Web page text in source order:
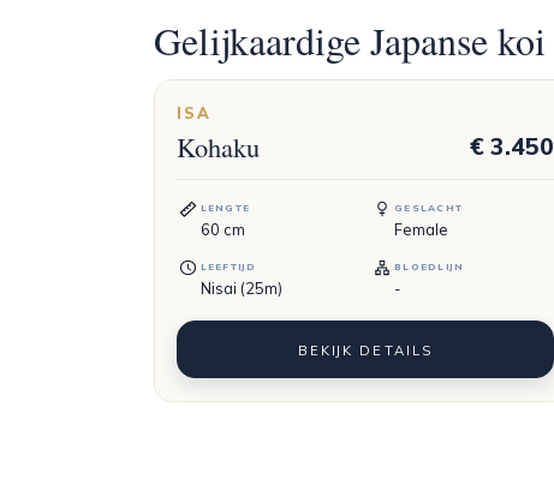
Gelijkaardige Japanse koi
ISA
Kohaku € 3.450
LENGTE
60 cm
GESLACHT
Female
LEEFTIJD
Nisai (25m)
BLOEDLIJN
-
BEKIJK DETAILS